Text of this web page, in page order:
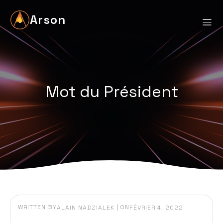
Arson
Mot du Président
WRITTEN BYALAIN NADZIALEK | ONFÉVRIER 4, 2022